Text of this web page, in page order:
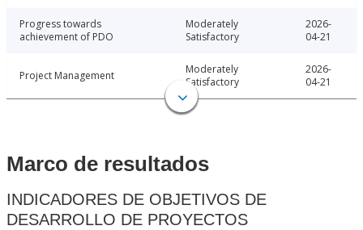
Progress towards
achievement of PDO
Moderately
Satisfactory
2026-
04-21
Project Management
Moderately
Satisfactory
2026-
04-21
Marco de resultados
INDICADORES DE OBJETIVOS DE
DESARROLLO DE PROYECTOS